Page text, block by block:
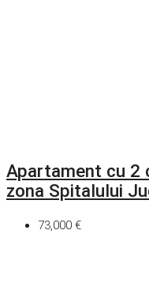
Apartament cu 2
zona Spitalului
73,000 €